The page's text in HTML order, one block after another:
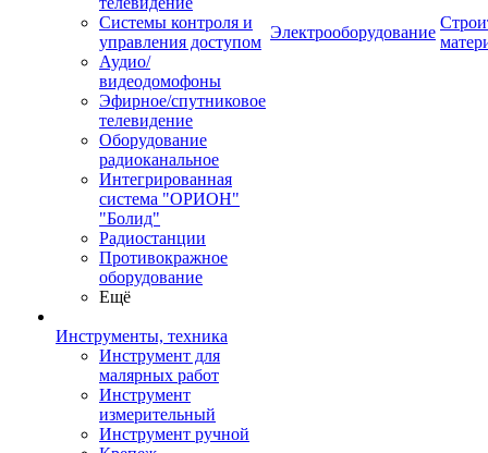
Системы контроля и
управления доступом
Аудио/
видеодомофоны
Эфирное/спутниковое
телевидение
Оборудование
радиоканальное
Интегрированная
система "ОРИОН"
"Болид"
Радиостанции
Противокражное
оборудование
Ещё
Инструменты, техника
Инструмент для
малярных работ
Инструмент
измерительный
Инструмент ручной
Электрооборудование